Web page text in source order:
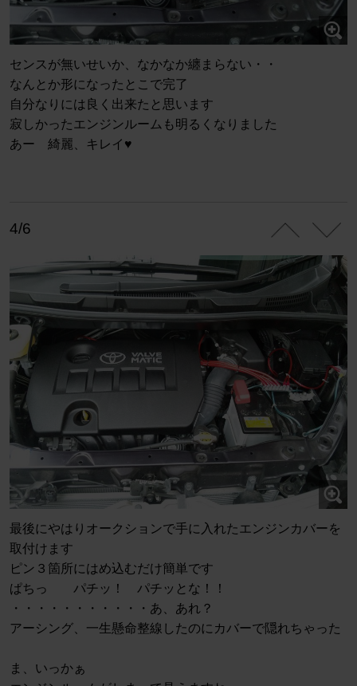
センスが無いせいか、なかなか纏まらない・・
なんとか形になったとこで完了
自分なりには良く出来たと思います
寂しかったエンジンルームも明るくなりました
あー 綺麗、キレイ♥
4/6
最後にやはりオークションで手に入れたエンジンカバーを
取付けます
ピン３箇所にはめ込むだけ簡単です
ぱちっ パチッ！ パチッとな！！
・・・・・・・・・・・あ、あれ？
アーシング、一生懸命整線したのにカバーで隠れちゃった
ま、いっかぁ